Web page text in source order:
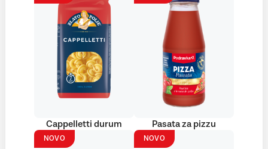
Cappelletti durum Pasata za pizzu
NOVO NOVO